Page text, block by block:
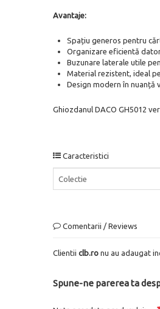
Avantaje:
Spațiu generos pentru
Organizare eficientă
Buzunare laterale utile
Material rezistent, ideal
Design modern în nuanță
Ghiozdanul DACO GH5012
Caracteristici
Colectie
Comentarii / Reviews
Clientii clb.ro nu au adaugat
Spune-ne parerea ta